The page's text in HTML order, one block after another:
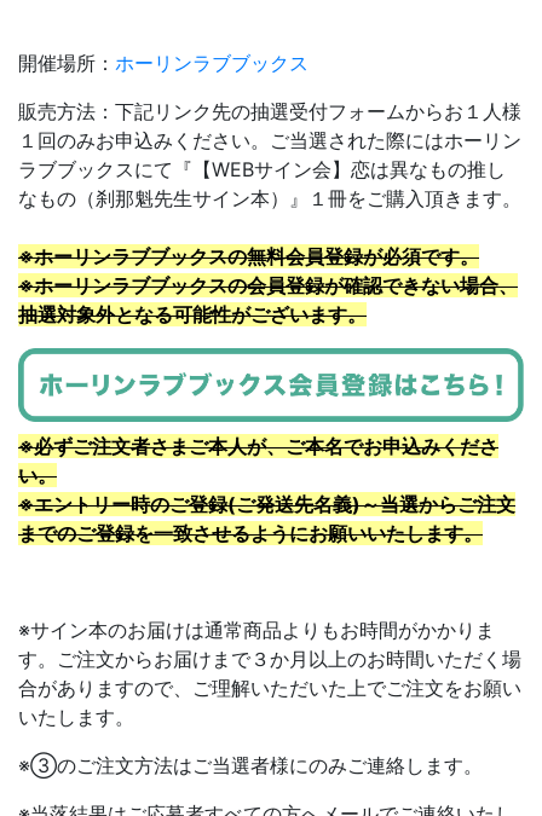
開催場所： ホーリンラブブックス
販売方法：下記リンク先の抽選受付フォームからお１人様
１回のみお申込みください。ご当選された際にはホーリン
ラブブックスにて『【WEBサイン会】 恋は異なもの推し
なもの （刹那魁先生サイン本）』１冊をご購入頂きます。
※ホーリンラブブックスの無料会員登録が必須です。
※ホーリンラブブックスの会員登録が確認できない場合、
抽選対象外となる可能性がございます。
※必ずご注文者さまご本人が、ご本名でお申込みくださ
い。
※エントリー時のご登録(ご発送先名義)～当選からご注文
までのご登録を一致させるようにお願いいたします。
※サイン本のお届けは通常商品よりもお時間がかかりま
す。ご注文からお届けまで３か月以上のお時間いただく場
合がありますので、ご理解いただいた上でご注文をお願い
いたします。
※③のご注文方法はご当選者様にのみご連絡します。